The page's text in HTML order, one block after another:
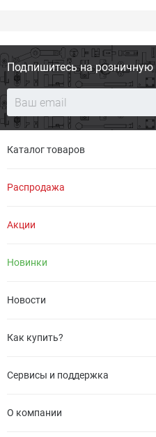
Подпишитесь на розничную
Каталог товаров
Распродажа
Акции
Новинки
Новости
Как купить?
Сервисы и поддержка
О компании